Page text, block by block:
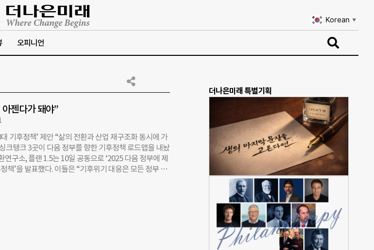
Korean ▼
오피니언
젠다가 돼야”
기후정책’ 제안 “삶의 전환과 산업 재구조화 동시에 가
크탱크 3곳이 다음 정부를 향한 기후정책 로드맵을 내놨
구소, 플랜 1.5는 10일 공동으로 ‘2025 다음 정부에 제
책’을 발표했다. 이들은 “기후위기 대응은 모든 정부 정
더나은미래 특별기획